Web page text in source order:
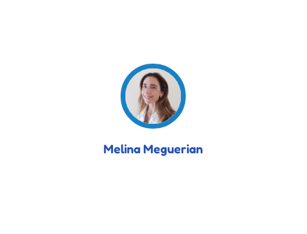
Melina Meguerian